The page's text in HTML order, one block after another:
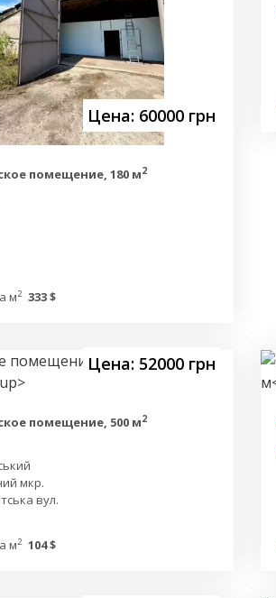
Цена: 60000 грн
помещение, 180 м2
м2 333 $
Цена: 52000 грн
помещение, 500 м2
мкр.
вул.
м2 104 $